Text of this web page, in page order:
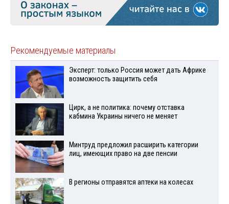
Рекомендуемые материалы
Эксперт: только Россия может дать Африке
возможность защитить себя
Цирк, а не политика: почему отставка
кабмина Украины ничего не меняет
Минтруд предложил расширить категории
лиц, имеющих право на две пенсии
В регионы отправятся аптеки на колесах